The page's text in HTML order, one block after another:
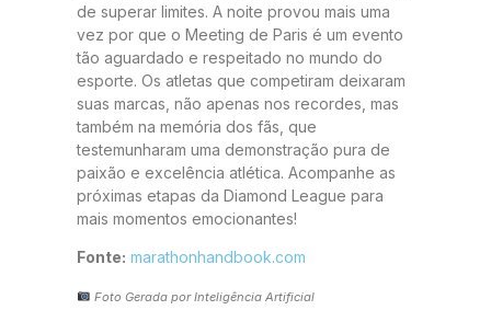
de superar limites. A noite provou mais uma
vez por que o Meeting de Paris é um evento
tão aguardado e respeitado no mundo do
esporte. Os atletas que competiram deixaram
suas marcas, não apenas nos recordes, mas
também na memória dos fãs, que
testemunharam uma demonstração pura de
paixão e excelência atlética. Acompanhe as
próximas etapas da Diamond League para
mais momentos emocionantes!
Fonte: marathonhandbook.com
Foto Gerada por Inteligência Artificial